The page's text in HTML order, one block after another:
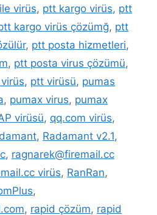
virüs, ptt kargo virüs, ptt
kargo virüs çözümğ, ptt
, ptt posta hizmetleri,
, ptt posta virus çözümü,
, ptt virüsü, pumas
, pumax virus, pumax
virüsü, qq.com virüs,
, Radamant v2.1,
, ragnarek@firemail.cc
virüs, RanRan,
,
, rapid çözüm, rapid